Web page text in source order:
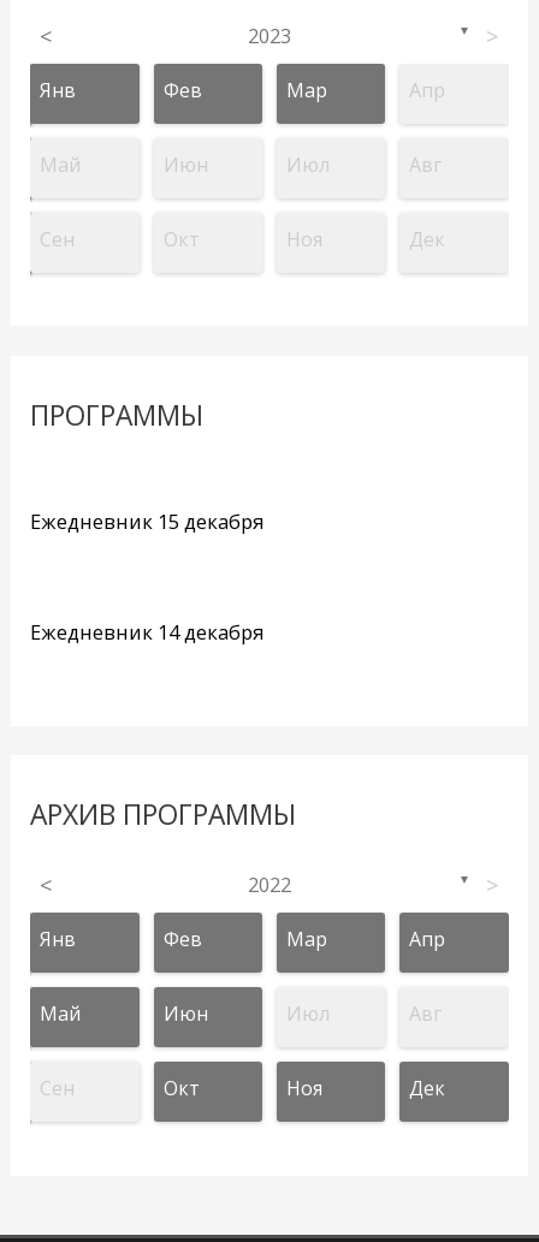
< 2023 ▼ >
Янв Фев Мар Апр
Май Июн Июл Авг
Сен Окт Ноя Дек
ПРОГРАММЫ
Ежедневник 15 декабря
Ежедневник 14 декабря
АРХИВ ПРОГРАММЫ
< 2022 ▼ >
Янв Фев Мар Апр
Май Июн Июл Авг
Сен Окт Ноя Дек